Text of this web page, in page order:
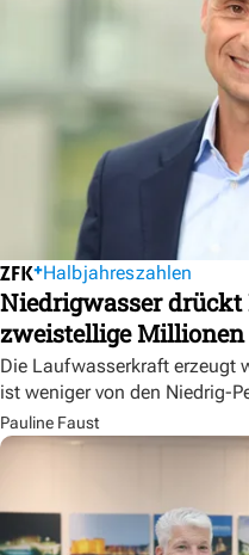
Halbjahreszahlen
Niedrigwasser drückt
zweistellige Millionen
Die Laufwasserkraft erzeugt
ist weniger von den Niedrig-
Pauline Faust